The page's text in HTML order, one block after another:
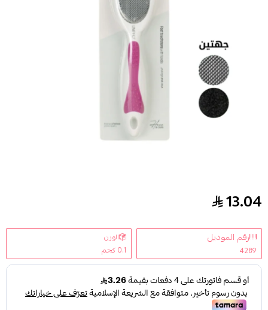
محك قدم جهتين من يوني برو
13.04
رقم الموديل
4289
الوزن
0.1 كجم